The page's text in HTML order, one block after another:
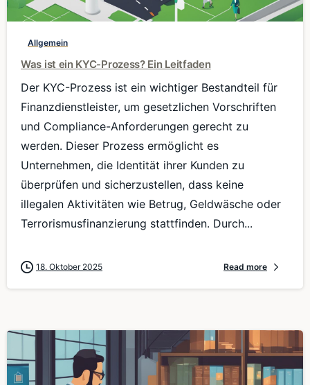
Allgemein
Was ist ein KYC-Prozess? Ein Leitfaden
Der KYC-Prozess ist ein wichtiger Bestandteil für
Finanzdienstleister, um gesetzlichen Vorschriften
und Compliance-Anforderungen gerecht zu
werden. Dieser Prozess ermöglicht es
Unternehmen, die Identität ihrer Kunden zu
überprüfen und sicherzustellen, dass keine
illegalen Aktivitäten wie Betrug, Geldwäsche oder
Terrorismusfinanzierung stattfinden. Durch...
18. Oktober 2025 Read more